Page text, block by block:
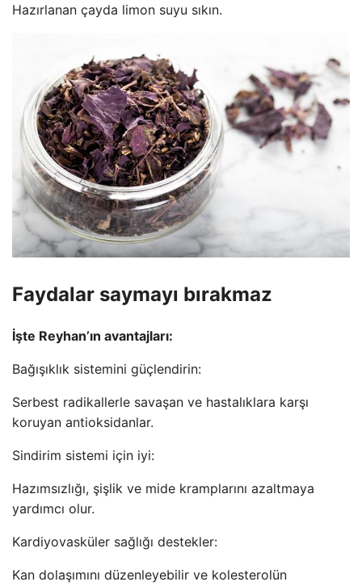
Hazırlanan çayda limon suyu sıkın.
Faydalar saymayı bırakmaz
İşte Reyhan’ın avantajları:
Bağışıklık sistemini güçlendirin:
Serbest radikallerle savaşan ve hastalıklara karşı
koruyan antioksidanlar.
Sindirim sistemi için iyi:
Hazımsızlığı, şişlik ve mide kramplarını azaltmaya
yardımcı olur.
Kardiyovasküler sağlığı destekler:
Kan dolaşımını düzenleyebilir ve kolesterolün